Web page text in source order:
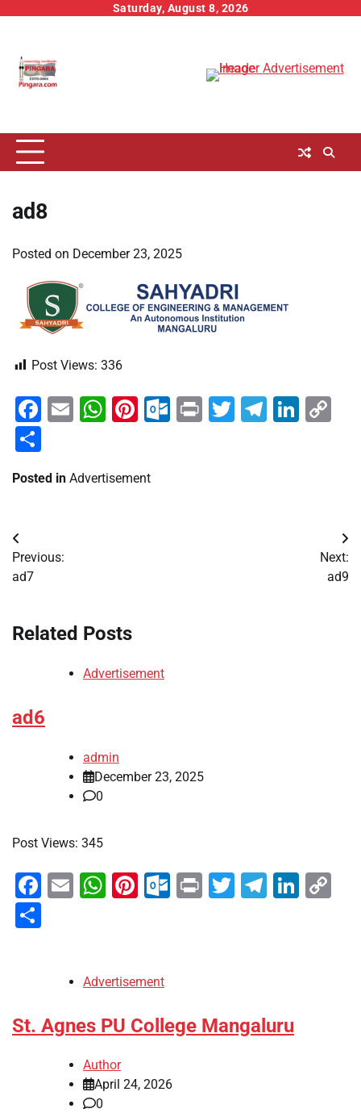
Saturday, August 8, 2026
ad8
Posted on December 23, 2025
Post Views: 336
Facebook
EmailWhatsApp
Pinterest
Outlook.com
PrintTwitter
Posted in Advertisement
Post
navigation
Previous:
ad7
Next:
ad9
Related Posts
Advertisement
ad6
admin
December 23, 2025
0
Post Views: 345
Facebook
EmailWhatsApp
Pinterest
Outlook.com
PrintTwitter
Advertisement
St. Agnes PU College Mangaluru
Author
April 24, 2026
0